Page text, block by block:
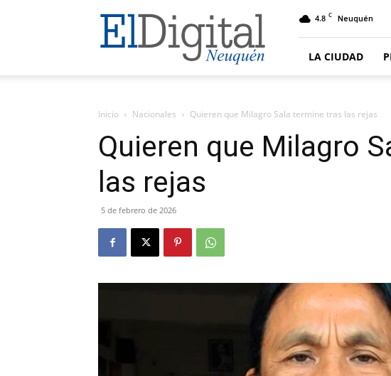
El
Digital
Neuquen
4.8 C Neuquén
LA CIUDAD
Inicio Nacionales Quieren que Milagro Sala termine tras las rejas
Quieren que Milagro
las rejas
5 de febrero de 2026